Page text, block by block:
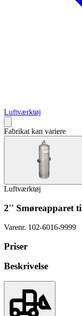
Luftværktøj
Fabrikat kan variere
Luftværktøj
2'' Smøreapparet
Varenr. 102-6016-9999
Priser
Beskrivelse